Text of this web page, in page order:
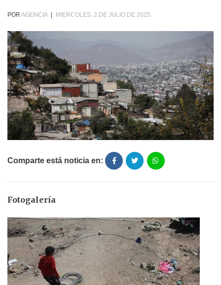
POR AGENCIA MIERCOLES, 2 DE JULIO DE 2025.
Comparte está noticia en:
Fotogalería